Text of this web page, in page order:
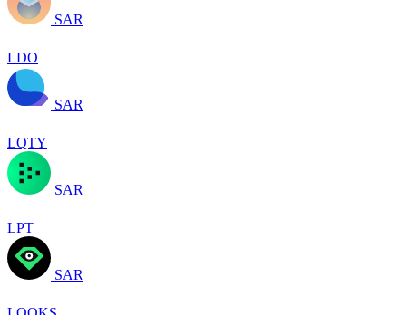
SAR
LDO
SAR
LQTY
SAR
LPT
SAR